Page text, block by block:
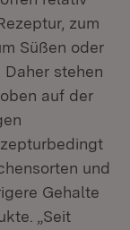
zum
Süßen oder
stehen
auf der
und
Gehalte
„Seit